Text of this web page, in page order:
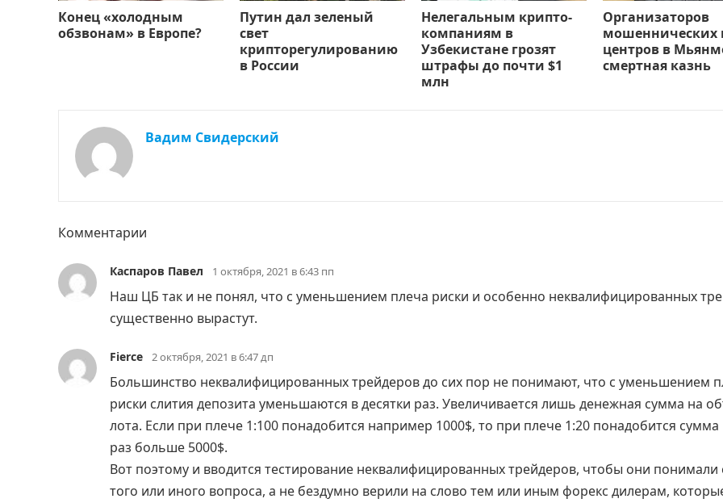
Конец «холодным
обзвонам» в Европе?
Путин дал зеленый
свет
крипторегулированию
в России
Нелегальным крипто-
компаниям в
Узбекистане грозят
штрафы до почти $1
млн
Организаторов
мошеннических
центров в
смертная казнь
Вадим Свидерский
Комментарии
Каспаров Павел 1 октября, 2021 в 6:43 пп
Наш ЦБ так и не понял, что с уменьшением плеча риски и особенно неквалифицированных
существенно вырастут.
Fierce 2 октября, 2021 в 6:47 дп
Большинство неквалифицированных трейдеров до сих пор не понимают, что с уменьшением
риски слития депозита уменьшаются в десятки раз. Увеличивается лишь денежная сумма на
лота. Если при плече 1:100 понадобится например 1000$, то при плече 1:20 понадобится сумма
раз больше 5000$.
Вот поэтому и вводится тестирование неквалифицированных трейдеров, чтобы они понимали
того или иного вопроса, а не бездумно верили на слово тем или иным форекс дилерам,